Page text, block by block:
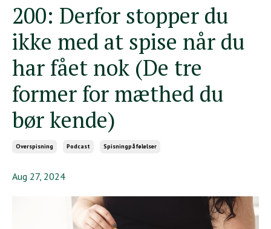
200: Derfor stopper du
ikke med at spise når du
har fået nok (De tre
former for mæthed du
bør kende)
Overspisning Podcast Spisningpåfølelser
Aug 27, 2024